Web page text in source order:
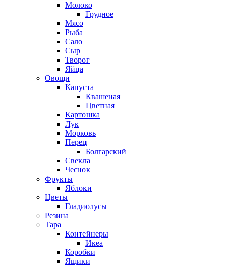
Молоко
Грудное
Мясо
Рыба
Сало
Сыр
Творог
Яйца
Овощи
Капуста
Квашеная
Цветная
Картошка
Лук
Морковь
Перец
Болгарский
Свекла
Чеснок
Фрукты
Яблоки
Цветы
Гладиолусы
Резина
Тара
Контейнеры
Икеа
Коробки
Ящики